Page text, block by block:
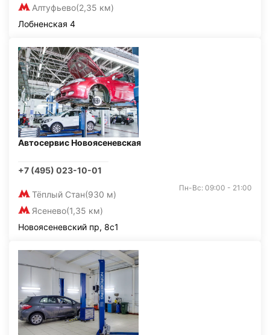
Алтуфьево(2,35 км)
Лобненская 4
Автосервис Новоясеневская
+7 (495) 023-10-01
Тёплый Стан(930 м)
Ясенево(1,35 км)
Пн-Вс: 09:00 - 21:00
Новоясеневский пр, 8с1